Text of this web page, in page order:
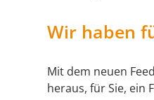
Wir haben
Mit dem neuen
heraus, für Sie, ein